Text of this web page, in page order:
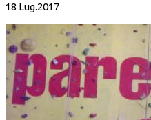
18 Lug.2017